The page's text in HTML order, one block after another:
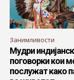
Занимливости
Мудри
поговорки кои
послужат како